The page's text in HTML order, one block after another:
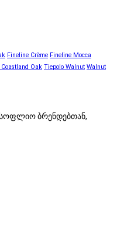
Fineline Crème Fineline Mocca
Oak Tiepolo Walnut Walnut
ბრენდებთან,